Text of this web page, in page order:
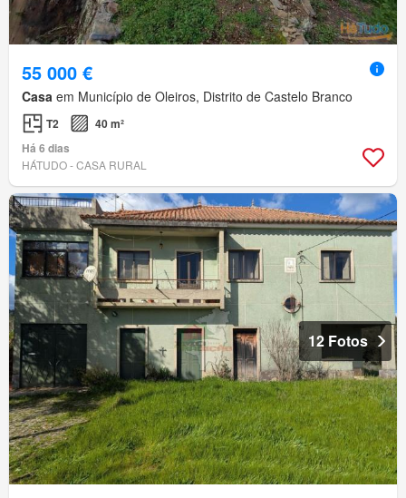
55 000 €
Casa em Município de Oleiros, Distrito de Castelo Branco
T2
40 m²
Há 6 dias
HÁTUDO - CASA RURAL
12 Fotos